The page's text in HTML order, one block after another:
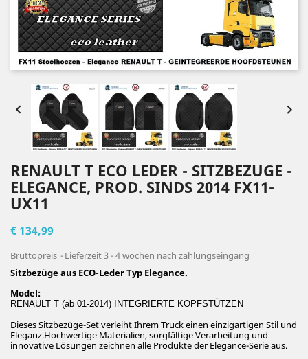
 
RENAULT T ECO LEDER - SITZBEZUGE -
ELEGANCE, PROD. SINDS 2014 FX11-
UX11
€ 134,99
Bruttopreis
Lieferzeit 3 - 4 wochen nach zahlungseingang
Sitzbezüge aus ECO-Leder Typ Elegance.
Model:
RENAULT T (ab 01-2014) INTEGRIERTE KOPFSTÜTZEN
Dieses Sitzbezüge-Set verleiht Ihrem Truck einen einzigartigen Stil und
Eleganz.Hochwertige Materialien, sorgfältige Verarbeitung und
innovative Lösungen zeichnen alle Produkte der Elegance-Serie aus.